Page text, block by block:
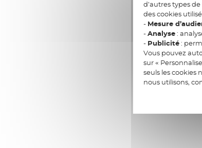
d’autres types
des cookies
- Mesure
-Analyse:
- Publicité:
Vous pouvez
sur «
seuls les cookies
nous utilisons,